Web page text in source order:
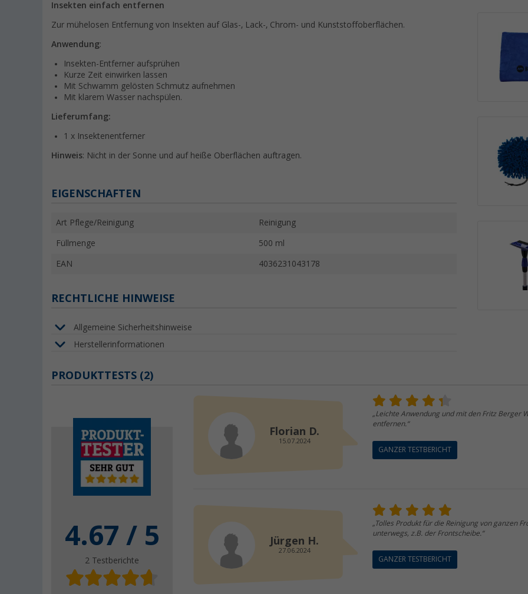
Insekten einfach entfernen
Zur mühelosen Entfernung von Insekten auf Glas-, Lack-, Chrom- und Kunststoffoberflächen.
Anwendung:
Insekten-Entferner aufsprühen
Kurze Zeit einwirken lassen
Mit Schwamm gelösten Schmutz aufnehmen
Mit klarem Wasser nachspülen.
Lieferumfang:
1 x Insektenentferner
Hinweis: Nicht in der Sonne und auf heiße Oberflächen auftragen.
EIGENSCHAFTEN
Art Pflege/Reinigung Reinigung
Füllmenge 500 ml
EAN 4036231043178
RECHTLICHE HINWEISE
Allgemeine Sicherheitshinweise
Herstellerinformationen
PRODUKTTESTS (2)
4.67 / 5
2 Testberichte
Florian D.
15.07.2024
„Leichte Anwendung und mit den Fritz Berger
entfernen.“
GANZER TESTBERICHT
Jürgen H.
27.06.2024
„Tolles Produkt für die Reinigung von ganzen
unterwegs, z.B. der Frontscheibe.“
GANZER TESTBERICHT